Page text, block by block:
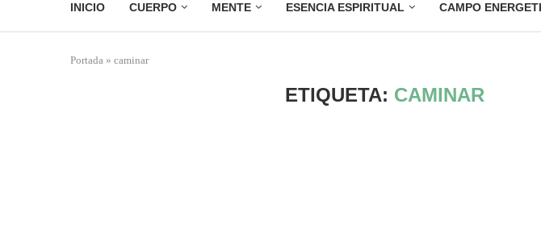
INICIO CUERPO MENTE ESENCIA ESPIRITUAL CAMPO
Portada » caminar
ETIQUETA: CAMINAR